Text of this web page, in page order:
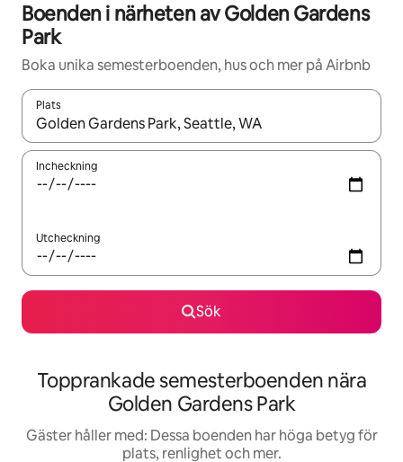
Boenden i närheten av Golden Gardens
Park
Boka unika semesterboenden, hus och mer på Airbnb
Plats
När resultaten är tillgängliga kan du navigera med upp- och
Incheckning
Utcheckning
Sök
Topprankade semesterboenden nära
Golden Gardens Park
Gäster håller med: Dessa boenden har höga betyg för
plats, renlighet och mer.